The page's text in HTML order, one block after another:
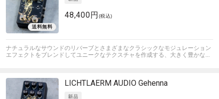
48,400円 (税込)
ナチュラルなサウンドのリバーブとさまざまなクラシックなモジュレーション
エフェクトをブレンドしてユニークなテクスチャを作成する、大きく豊かな...
LICHTLAERM AUDIO Gehenna